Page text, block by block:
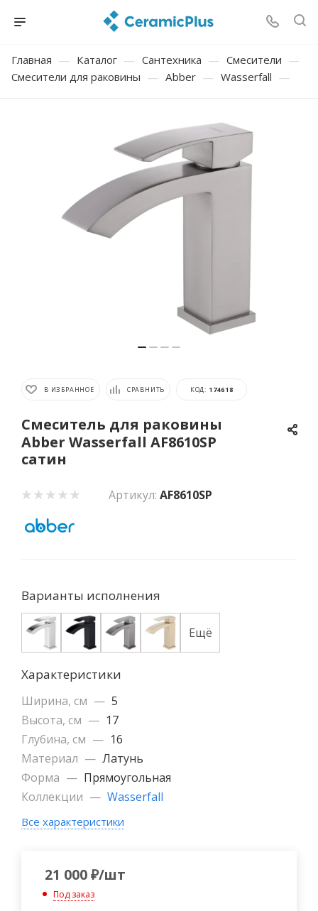
Главная — Каталог — Сантехника — Смесители —
Смесители для раковины — Abber — Wasserfall —
В ИЗБРАННОЕ СРАВНИТЬ КОД: 174618
Смеситель для раковины
Abber Wasserfall AF8610SP
сатин
Артикул: AF8610SP
Варианты исполнения
Ещё
Характеристики
Ширина, см — 5
Высота, см — 17
Глубина, см — 16
Материал — Латунь
Форма — Прямоугольная
Коллекции — Wasserfall
Все характеристики
21 000₽/шт
Под заказ